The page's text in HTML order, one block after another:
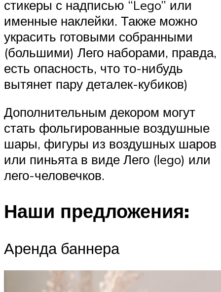
стикеры с надписью “Lego” или
именные наклейки. Также можно
украсить готовыми собранными
(большими) Лего наборами, правда,
есть опасность, что то-нибудь
вытянет пару деталек-кубиков)
Дополнительным декором могут
стать фольгированные воздушные
шары, фигуры из воздушных шаров
или пиньята в виде Лего (lego) или
лего-человечков.
Наши предложения:
Аренда баннера